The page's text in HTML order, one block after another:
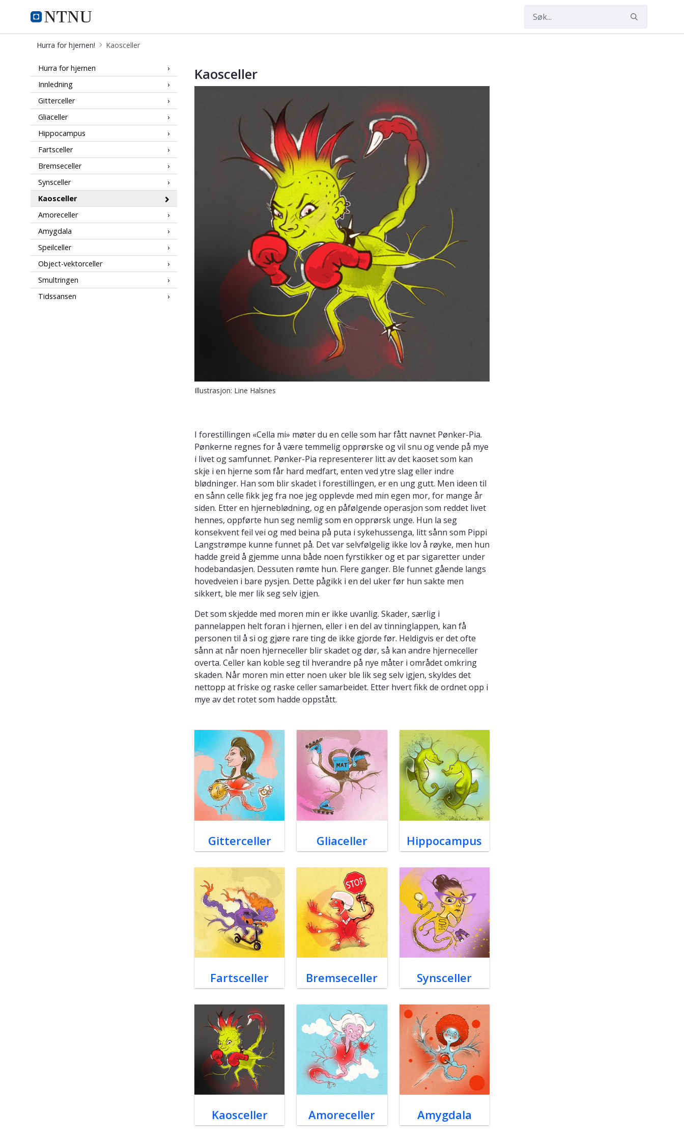
Hurra for hjernen!
Hurra for hjernen! Kaosceller
KaoscellerHurra for hjernen
Innledning
Gitterceller
Gliaceller
Hippocampus
Fartsceller
Bremseceller
Synsceller
Kaosceller
Amoreceller
Amygdala
Speilceller
Object-vektorceller
Smultringen
Tidssansen
Kaosceller
Illustrasjon: Line Halsnes
I forestillingen «Cella mi» møter du en celle som har fått navnet Pønker-Pia.
Pønkerne regnes for å være temmelig opprørske og vil snu og vende på mye
i livet og samfunnet. Pønker-Pia representerer litt av det kaoset som kan
skje i en hjerne som får hard medfart, enten ved ytre slag eller indre
blødninger. Han som blir skadet i forestillingen, er en ung gutt. Men ideen til
en sånn celle fikk jeg fra noe jeg opplevde med min egen mor, for mange år
siden. Etter en hjerneblødning, og en påfølgende operasjon som reddet livet
hennes, oppførte hun seg nemlig som en opprørsk unge. Hun la seg
konsekvent feil vei og med beina på puta i sykehussenga, litt sånn som Pippi
Langstrømpe kunne funnet på. Det var selvfølgelig ikke lov å røyke, men hun
hadde greid å gjemme unna både noen fyrstikker og et par sigaretter under
hodebandasjen. Dessuten rømte hun. Flere ganger. Ble funnet gående langs
hovedveien i bare pysjen. Dette pågikk i en del uker før hun sakte men
sikkert, ble mer lik seg selv igjen.
Det som skjedde med moren min er ikke uvanlig. Skader, særlig i
pannelappen helt foran i hjernen, eller i en del av tinninglappen, kan få
personen til å si og gjøre rare ting de ikke gjorde før. Heldigvis er det ofte
sånn at når noen hjerneceller blir skadet og dør, så kan andre hjerneceller
overta. Celler kan koble seg til hverandre på nye måter i området omkring
skaden. Når moren min etter noen uker ble lik seg selv igjen, skyldes det
nettopp at friske og raske celler samarbeidet. Etter hvert fikk de ordnet opp i
mye av det rotet som hadde oppstått.
Gitterceller Gliaceller Hippocampus
Fartsceller Bremseceller Synsceller
Kaosceller Amoreceller Amygdala